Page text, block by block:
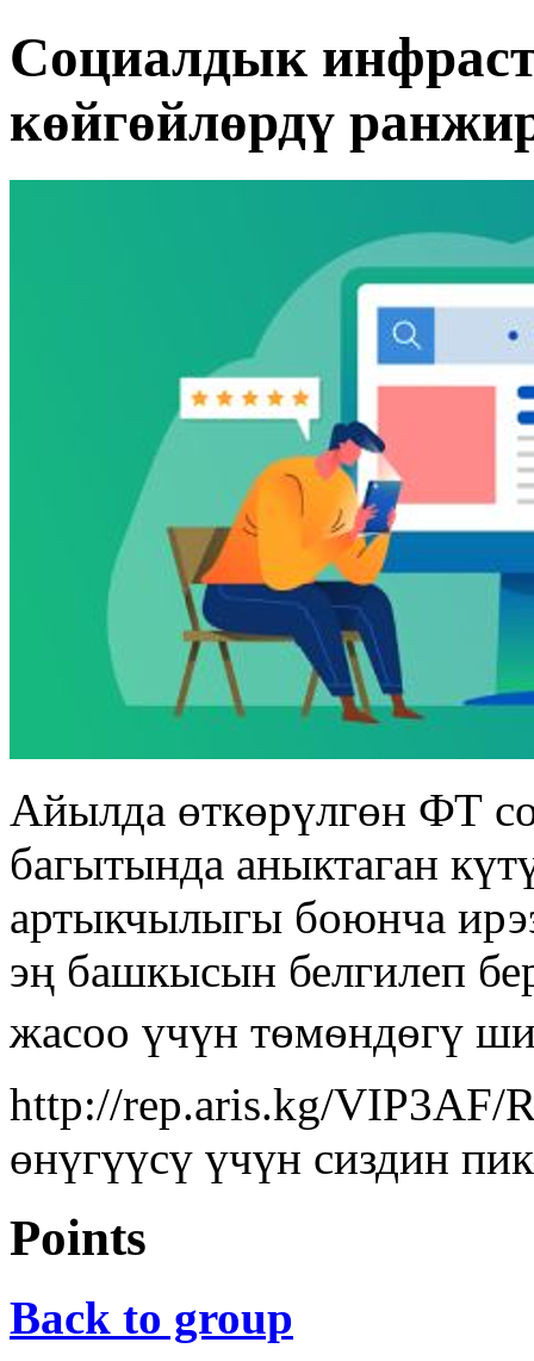
Социалдык
көйгөйлөрдү
Айылда өткөрүлгөн ФТ
багытында аныктаган
артыкчылыгы боюнча
эң башкысын белгилеп
жасоо үчүн тѳмѳндѳгү
http://rep.aris.kg/VIP3AF/
өнүгүүсү үчүн сиздин
Points
Back to group